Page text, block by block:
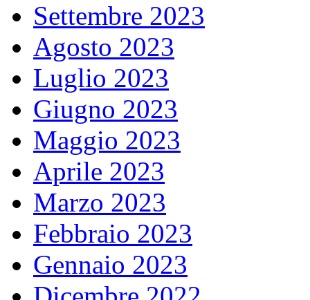
Settembre 2023
Agosto 2023
Luglio 2023
Giugno 2023
Maggio 2023
Aprile 2023
Marzo 2023
Febbraio 2023
Gennaio 2023